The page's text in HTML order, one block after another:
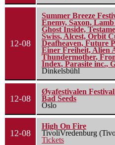
12-08
Summer Breeze
Enemy, Saxon,
Ghost Inside,
Swiss, Alcest, Orbit
Deafheaven, Future
Einer Freiheit, Alien
Thundermother,
Index, Parasite inc.,
Dinkelsbühl
12-08
Øyafestivalen
Bad Seeds
Oslo
12-08
High On Fire
TivoliVredenburg
Tickets